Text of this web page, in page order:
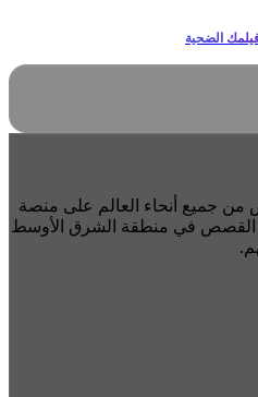
الضحية
جميع أنحاء العالم على منصة
في منطقة الشرق الأوسط